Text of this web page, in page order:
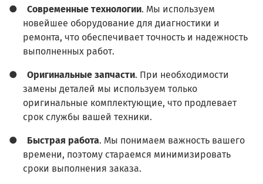
● Современные технологии. Мы используем
новейшее оборудование для диагностики и
ремонта, что обеспечивает точность и надежность
выполненных работ.
● Оригинальные запчасти. При необходимости
замены деталей мы используем только
оригинальные комплектующие, что продлевает
срок службы вашей техники.
● Быстрая работа. Мы понимаем важность вашего
времени, поэтому стараемся минимизировать
сроки выполнения заказа.